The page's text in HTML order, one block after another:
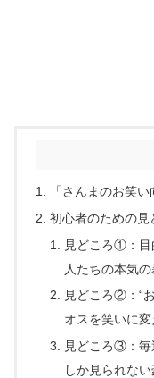
「さんまのお笑
初心者のための見
見どころ①：目
人たちの本気
見どころ②：“
オスを笑いに
見どころ③：毎
しか見られな